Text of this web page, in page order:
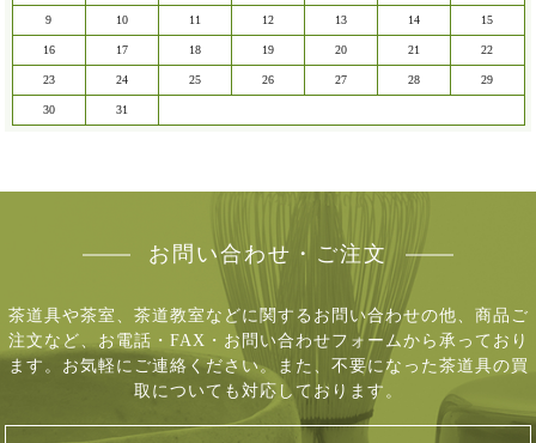
9 10 11 12 13 14 15
16 17 18 19 20 21 22
23 24 25 26 27 28 29
30 31
お問い合わせ・ご注文
茶道具や茶室、茶道教室などに関するお問い合わせの他、商品ご
注文など、 お電話・FAX・お問い合わせフォームから承っており
ます。お気軽にご連絡ください。 また、不要になった茶道具の買
取についても対応しております。